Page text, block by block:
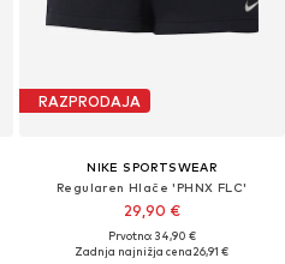
RAZPRODAJA
NIKE SPORTSWEAR
Regularen Hlače 'PHNX FLC'
29,90 €
Prvotno: 34,90 €
Zadnja najnižja cena26,91 €